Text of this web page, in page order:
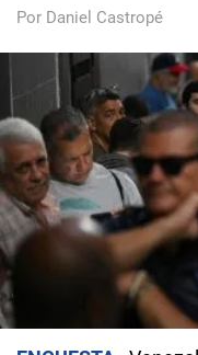
Por Daniel Castropé